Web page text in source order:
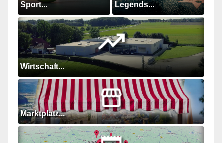
Sport... Legends...
Wirtschaft...
Marktplatz...